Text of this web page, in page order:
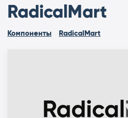
RadicalMart
Компоненты RadicalMart